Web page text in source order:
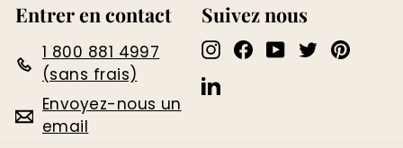
Entrer en contact
1 800 881 4997
(sans frais)
Envoyez-nous un
email
Suivez nous
Instagram
Facebook
YouTube
Twitter
LinkedIn